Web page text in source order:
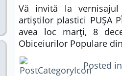
Vă invită la
artiştilor plastici PUŞA
avea loc marţi, 8
Obiceiurilor Populare
Posted